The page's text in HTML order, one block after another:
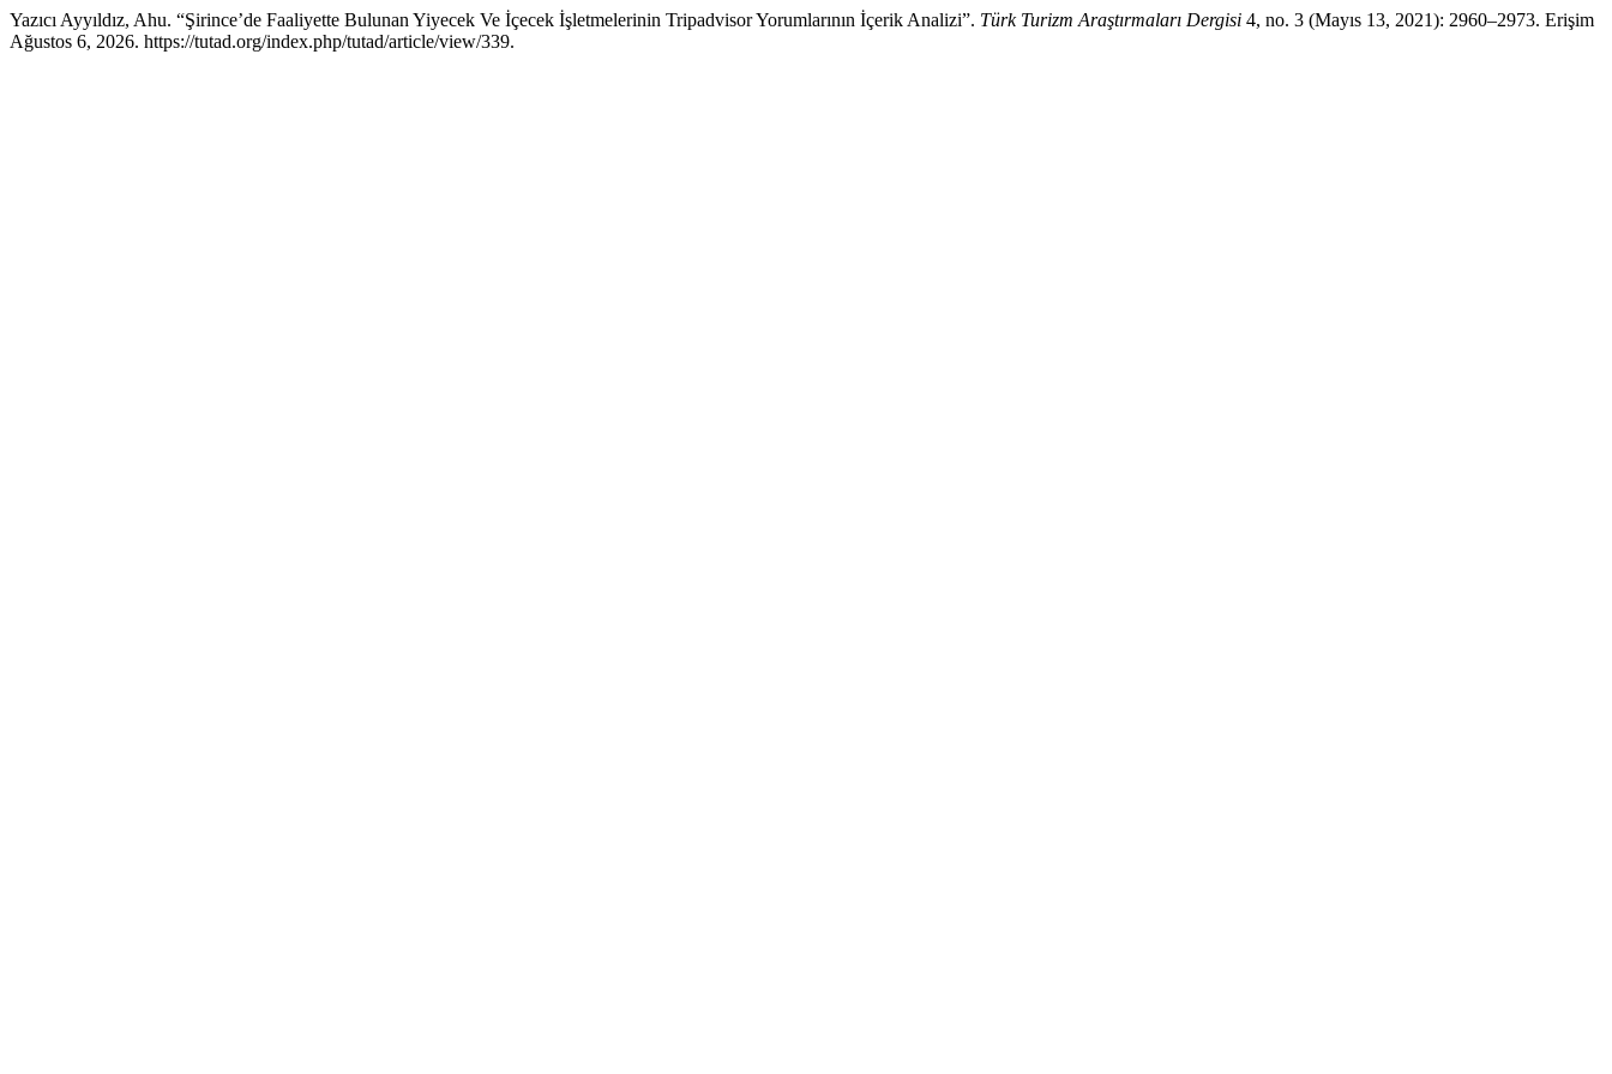
Yazıcı Ayyıldız, Ahu. “Şirince’de Faaliyette Bulunan Yiyecek Ve İçecek İşletmelerinin Tripadvisor Yorumlarının İçerik Analizi”. Türk Turizm Araştırmaları Dergisi 4, no. 3 (Mayıs 13, 2021): 2960–2973. Erişim
Ağustos 6, 2026. https://tutad.org/index.php/tutad/article/view/339.